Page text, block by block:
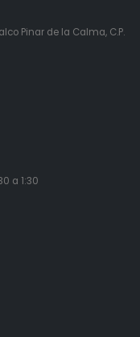
Pinar de la Calma, C.P.
a 1:30